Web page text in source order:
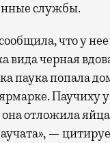
службы.
что у
вида черная
паука попала
Паучиху
она отложила
—